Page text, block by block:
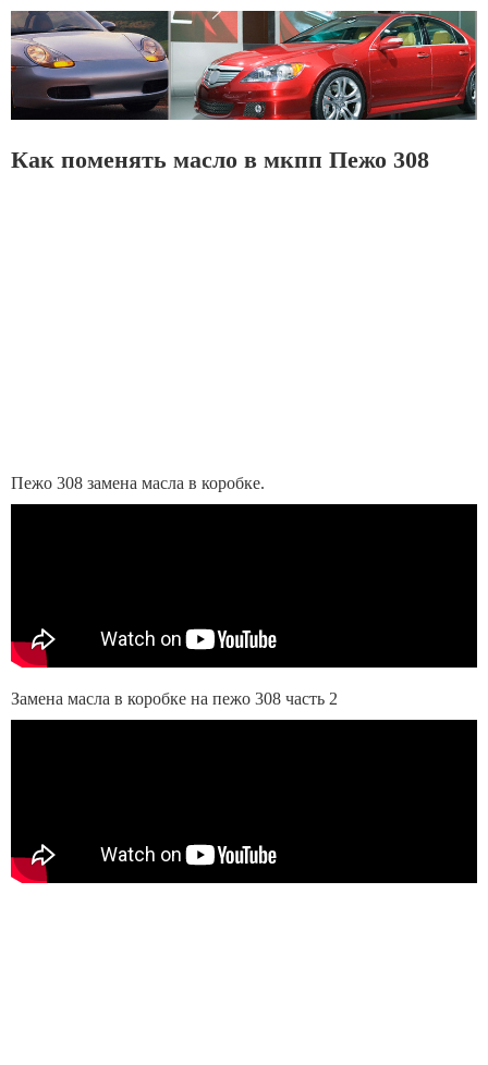
Как поменять масло в мкпп Пежо 308
Пежо 308 замена масла в коробке.
Замена масла в коробке на пежо 308 часть 2